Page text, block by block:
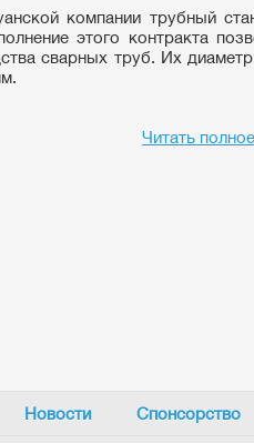
компании трубный
этого контракта
сварных труб. Их
Читать
Новости Спонсорство